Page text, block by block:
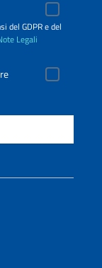
del GDPR e del
Legali